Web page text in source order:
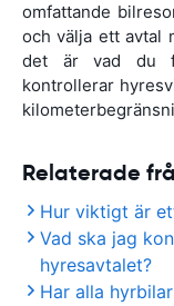
omfattande
och välja ett avtal
det är vad du
kontrollerar
Relaterade
Hur viktigt är
Vad ska jag
hyresavtalet?
Har alla